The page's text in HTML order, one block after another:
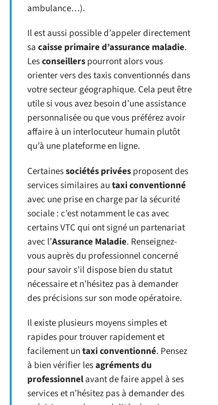
ambulance…).
Il est aussi possible d’appeler directement
sacaisse primaire d’assurance maladie.
Lesconseillerspourront alors vous
orienter vers des taxis conventionnés dans
votre secteur géographique. Cela peut être
utile si vous avez besoin d’une assistance
personnalisée ou que vous préférez avoir
affaire à un interlocuteur humain plutôt
qu’à une plateforme en ligne.
Certainessociétés privéesproposent des
services similaires autaxi conventionné
avec une prise en charge par la sécurité
sociale : c’est notamment le cas avec
certains VTC qui ont signé un partenariat
avec l’Assurance Maladie. Renseignez-
vous auprès du professionnel concerné
pour savoir s’il dispose bien du statut
nécessaire et n’hésitez pas à demander
des précisions sur son mode opératoire.
Il existe plusieurs moyens simples et
rapides pour trouver rapidement et
facilement untaxi conventionné. Pensez
à bien vérifier lesagréments du
professionnelavant de faire appel à ses
services et n’hésitez pas à demander des